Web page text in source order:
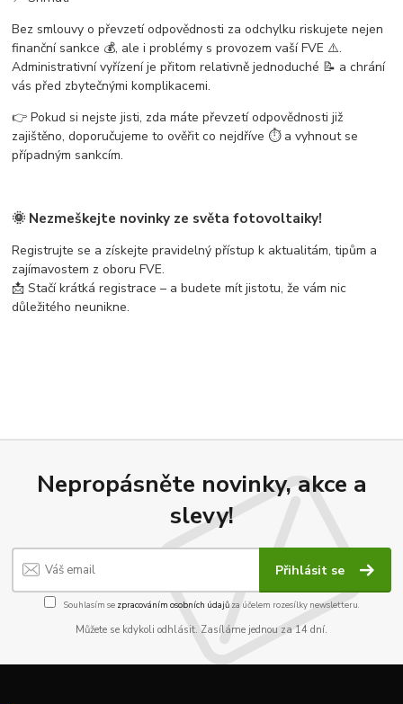
Bez smlouvy o převzetí odpovědnosti za odchylku riskujete nejen
finanční sankce 💰, ale i problémy s provozem vaší FVE ⚠️.
Administrativní vyřízení je přitom relativně jednoduché 📝 a chrání
vás před zbytečnými komplikacemi.
👉 Pokud si nejste jisti, zda máte převzetí odpovědnosti již
zajištěno, doporučujeme to ověřit co nejdříve ⏱ a vyhnout se
případným sankcím.
🌞 Nezmeškejte novinky ze světa fotovoltaiky!
Registrujte se a získejte pravidelný přístup k aktualitám, tipům a
zajímavostem z oboru FVE.
📩 Stačí krátká registrace – a budete mít jistotu, že vám nic
důležitého neunikne.
Nepropásněte novinky, akce a
slevy!
Přihlásit se
Souhlasím se zpracováním osobních údajůza účelem rozesílky newsletteru.
Můžete se kdykoli odhlásit. Zasíláme jednou za 14 dní.